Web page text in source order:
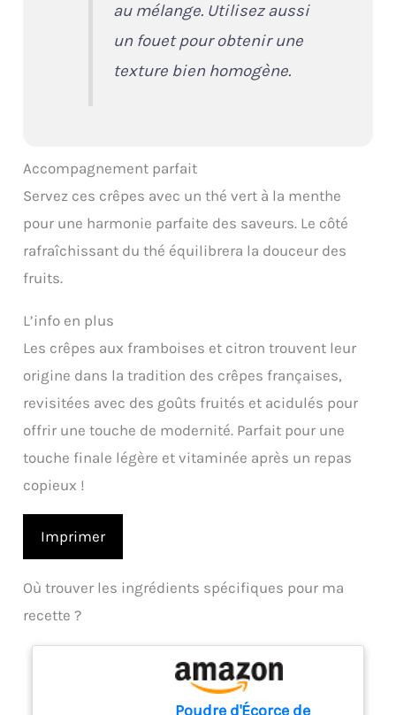
au mélange. Utilisez aussi
un fouet pour obtenir une
texture bien homogène.
Accompagnement parfait
Servez ces crêpes avec un thé vert à la menthe
pour une harmonie parfaite des saveurs. Le côté
rafraîchissant du thé équilibrera la douceur des
fruits.
L’info en plus
Les crêpes aux framboises et citron trouvent leur
origine dans la tradition des crêpes françaises,
revisitées avec des goûts fruités et acidulés pour
offrir une touche de modernité. Parfait pour une
touche finale légère et vitaminée après un repas
copieux !
Imprimer
Où trouver les ingrédients spécifiques pour ma
recette ?
Poudre d'Écorce de